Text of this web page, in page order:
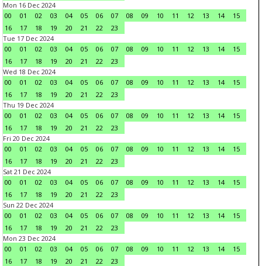
Mon 16 Dec 2024
00
01 02 03 04 05 06 07 08 09 10 11 12 13 14
15
16
17 18 19 20 21 22
23
Tue 17 Dec 2024
00
01 02 03 04 05 06 07 08 09 10 11 12 13 14
15
16
17 18 19 20 21 22
23
Wed 18 Dec 2024
00
01 02 03 04 05 06 07 08 09 10 11 12 13 14
15
16
17 18 19 20 21 22
23
Thu 19 Dec 2024
00
01 02 03 04 05 06 07 08 09 10 11 12 13 14
15
16
17 18 19 20 21 22
23
Fri 20 Dec 2024
00
01 02 03 04 05 06 07 08 09 10 11 12 13 14
15
16
17 18 19 20 21 22
23
Sat 21 Dec 2024
00
01 02 03 04 05 06 07 08 09 10 11 12 13 14
15
16
17 18 19 20 21 22
23
Sun 22 Dec 2024
00
01 02 03 04 05 06 07 08 09 10 11 12 13 14
15
16
17 18 19 20 21 22
23
Mon 23 Dec 2024
00
01 02 03 04 05 06 07 08 09 10 11 12 13 14
15
16
17 18 19 20 21 22 23